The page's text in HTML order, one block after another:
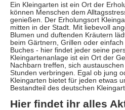
Ein Kleingarten ist ein Ort der
können Menschen dem
genießen. Der Erholungsort
mitten in der Stadt. Mit liebevoll
Blumen und duftenden Kräutern
beim Gärtnern, Grillen oder
Buches - hier findet jeder seine
Kleingartenanlage ist ein Ort der
Nachbarn treffen, sich
Stunden verbringen. Egal ob jung
Kleingarten bietet für jeden etwas
Bestandteil des deutschen
Hier findet ihr alles